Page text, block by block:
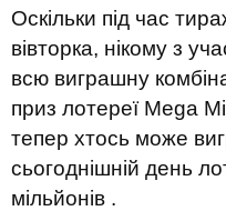
Оскільки під час
вівторка, нікому з
всю виграшну
приз лотереї Mega
тепер хтось може
сьогоднішній день
мільйонів .